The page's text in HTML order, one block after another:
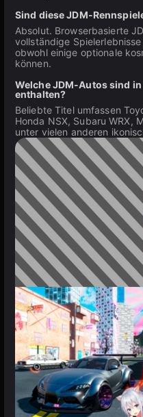
Sind diese JDM-
Absolut. Browserbasierte
vollständige
obwohl einige optionale
können.
Welche JDM-Autos sind
enthalten?
Beliebte Titel umfassen
Honda NSX, Subaru WRX,
unter vielen anderen